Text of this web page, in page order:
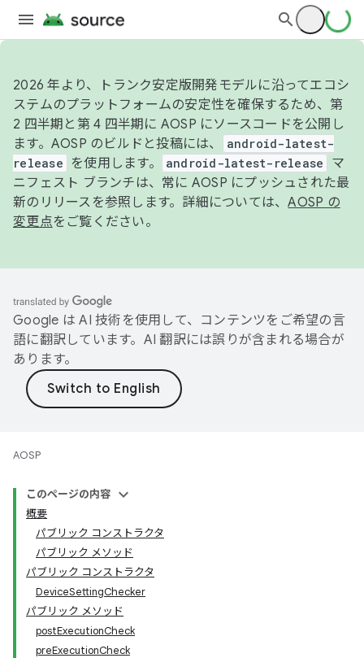
2026 年より、トランク安定版開発モデルに沿ってエコシ
ステムのプラットフォームの安定性を確保するため、第
2 四半期と第 4 四半期に AOSP にソースコードを公開し
ます。AOSP のビルドと投稿には、
android-latest-
release
を使用します。 android-latest-release
マ
ニフェスト ブランチは、常に AOSP にプッシュされた最
新のリリースを参照します。詳細については、AOSP の
変更点をご覧ください。
Google は AI 技術を使用して、コンテンツをご希望の言
語に翻訳しています。AI 翻訳には誤りが含まれる場合が
あります。
AOSP
このページの内容
概要
パブリック コンストラクタ
パブリック メソッド
パブリック コンストラクタ
DeviceSettingChecker
パブリック メソッド
postExecutionCheck
preExecutionCheck